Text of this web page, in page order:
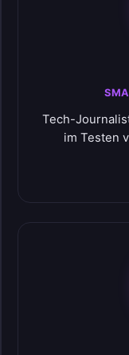
Tech-
im Testen